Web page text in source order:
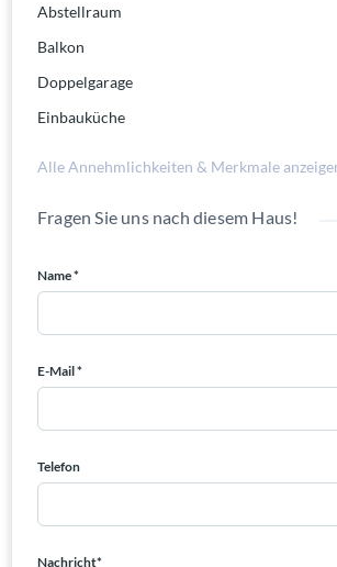
Abstellraum
Balkon
Doppelgarage
Einbauküche
Alle Annehmlichkeiten & Merkmale
Fragen Sie uns nach diesem Haus!
Name *
E-Mail *
Telefon
Nachricht*